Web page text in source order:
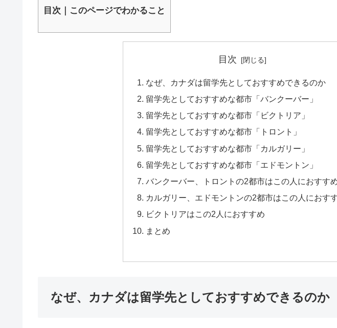
目次｜このページでわかること
目次
なぜ、カナダは留学先としておすすめできるのか
留学先としておすすめな都市「バンクーバー」
留学先としておすすめな都市「ビクトリア」
留学先としておすすめな都市「トロント」
留学先としておすすめな都市「カルガリー」
留学先としておすすめな都市「エドモントン」
バンクーバー、トロントの2都市はこの人におすす
カルガリー、エドモントンの2都市はこの人におす
ビクトリアはこの2人におすすめ
まとめ
なぜ、カナダは留学先としておすすめできるのか